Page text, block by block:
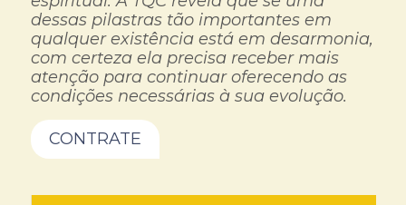
dessas pilastras tão importantes em
qualquer existência está em desarmonia,
com certeza ela precisa receber mais
atenção para continuar oferecendo as
condições necessárias à sua evolução.
CONTRATE